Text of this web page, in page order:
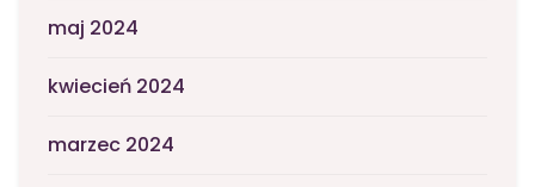
maj 2024
kwiecień 2024
marzec 2024